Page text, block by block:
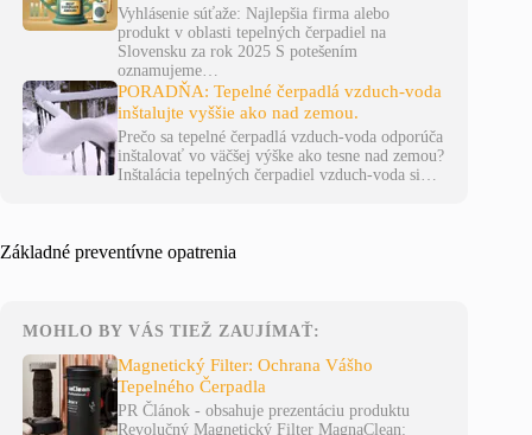
Vyhlásenie súťaže: Najlepšia firma alebo
produkt v oblasti tepelných čerpadiel na
Slovensku za rok 2025 S potešením
oznamujeme…
PORADŇA: Tepelné čerpadlá vzduch-voda
inštalujte vyššie ako nad zemou.
Prečo sa tepelné čerpadlá vzduch-voda odporúča
inštalovať vo väčšej výške ako tesne nad zemou?
Inštalácia tepelných čerpadiel vzduch-voda si…
Základné preventívne opatrenia
MOHLO BY VÁS TIEŽ ZAUJÍMAŤ:
Magnetický Filter: Ochrana Vášho
Tepelného Čerpadla
PR Článok - obsahuje prezentáciu produktu
Revolučný Magnetický Filter MagnaClean: